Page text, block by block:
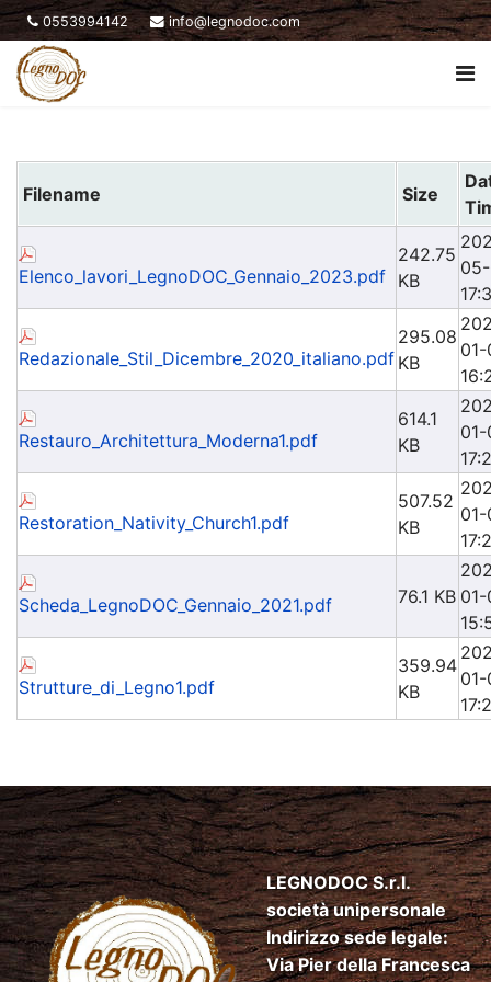
0553994142 info@legnodoc.com
Filename Size
Elenco_lavori_LegnoDOC_Gennaio_2023.pdf
242.75
KB
Redazionale_Stil_Dicembre_2020_italiano.pdf
295.08
KB
Restauro_Architettura_Moderna1.pdf
614.1
KB
Restoration_Nativity_Church1.pdf
507.52
KB
Scheda_LegnoDOC_Gennaio_2021.pdf 76.1 KB
Strutture_di_Legno1.pdf
359.94
KB
LEGNODOC S.r.l.
società unipersonale
Indirizzo sede legale:
Via Pier della Francesca